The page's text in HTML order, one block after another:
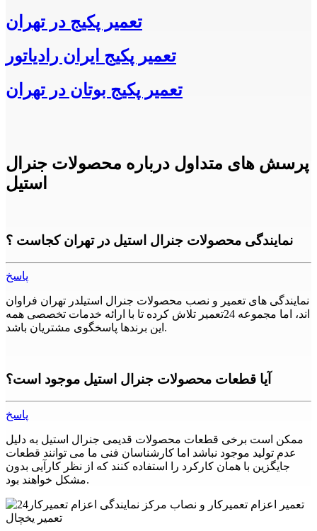
تعمیر پکیج در تهران
تعمیر پکیج ایران رادیاتور
تعمیر پکیج بوتان در تهران
پرسش های متداول درباره محصولات جنرال
استیل
نمایندگی محصولات جنرال استیل در تهران کجاست ؟
پاسخ
نمایندگی های تعمیر و نصب محصولات جنرال استیلدر تهران فراوان
اند، اما مجموعه 24تعمیر تلاش کرده تا با ارائه خدمات تخصصی همه
این برندها پاسخگوی مشتریان باشد.
آیا قطعات محصولات جنرال استیل موجود است؟
پاسخ
ممکن است برخی قطعات محصولات قدیمی جنرال استیل به دلیل
عدم تولید موجود نباشد اما کارشناسان فنی ما می توانند قطعات
جایگزین با همان کارکرد را استفاده کنند که از نظر کارآیی بدون
مشکل خواهند بود.